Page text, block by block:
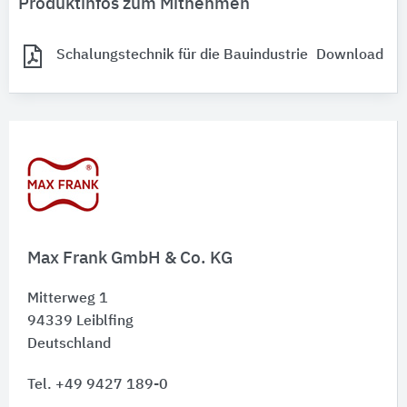
Max Frank GmbH & Co. KG
Mitterweg 1
94339 Leiblfing
Deutschland
Tel. +49 9427 189-0
Produktinfos zum Mitnehmen
Schalungstechnik für die Bauindustrie Download